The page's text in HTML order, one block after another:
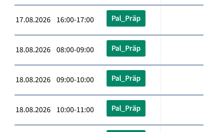
17.08.2026 16:00-17:00 Pal_Präp
18.08.2026 08:00-09:00 Pal_Präp
18.08.2026 09:00-10:00 Pal_Präp
18.08.2026 10:00-11:00 Pal_Präp